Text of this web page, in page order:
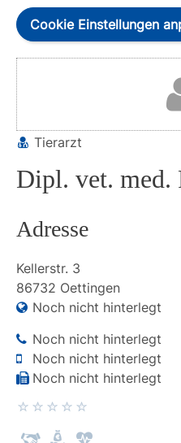
Cookie Einstellungen
Tierarzt
Dipl. vet. med.
Adresse
Kellerstr. 3
86732 Oettingen
Noch nicht hinterlegt
Noch nicht hinterlegt
Noch nicht hinterlegt
Noch nicht hinterlegt